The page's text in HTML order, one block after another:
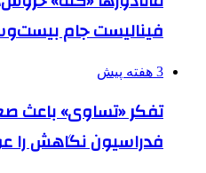
فینالیست جام
3 هفته پیش
تفکر «تساوی» باعث
فدراسیون نگاهش را